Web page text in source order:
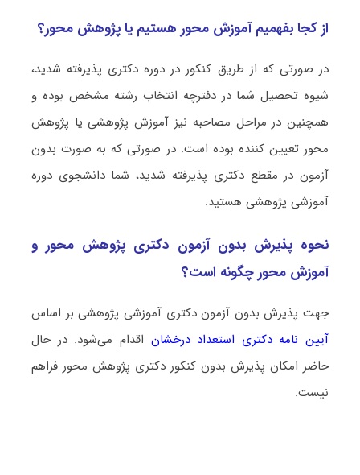
از کجا بفهمیم آموزش محور هستیم یا پژوهش محور؟
در صورتی که از طریق کنکور در دوره دکتری پذیرفته شدید،
شیوه تحصیل شما در دفترچه انتخاب رشته مشخص بوده و
همچنین در مراحل مصاحبه نیز آموزش پژوهشی یا پژوهش
محور تعیین کننده بوده است. در صورتی که به صورت بدون
آزمون در مقطع دکتری پذیرفته شدید، شما دانشجوی دوره
آموزشی پژوهشی هستید.
نحوه پذیرش بدون آزمون دکتری پژوهش محور و
آموزش محور چگونه است؟
جهت پذیرش بدون آزمون دکتری آموزشی پژوهشی بر اساس
آیین نامه دکتری استعداد درخشان اقدام می‌شود. در حال
حاضر امکان پذیرش بدون کنکور دکتری پژوهش محور فراهم
نیست.